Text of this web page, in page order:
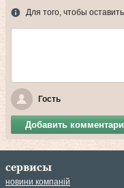
Для того, чтобы
Гость
Добавить
сервисы
новини компаній